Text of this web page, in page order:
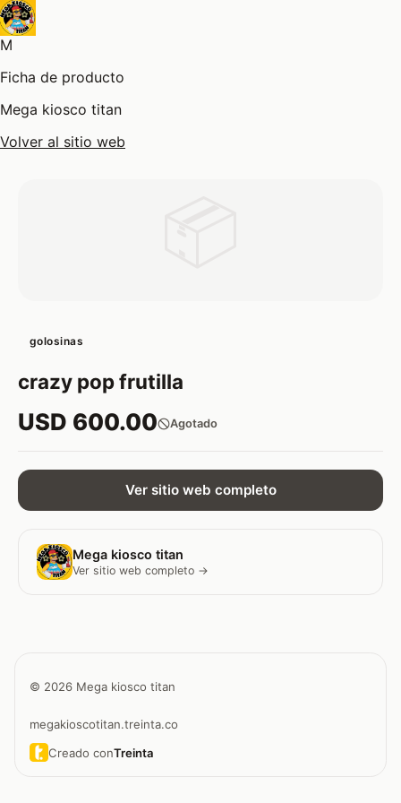
M
Ficha de producto
Mega kiosco titan
Volver al sitio web
golosinas
crazy pop frutilla
USD 600.00 Agotado
Ver sitio web completo
Mega kiosco titan
Ver sitio web completo →
© 2026 Mega kiosco titan
megakioscotitan.treinta.co
Creado conTreinta